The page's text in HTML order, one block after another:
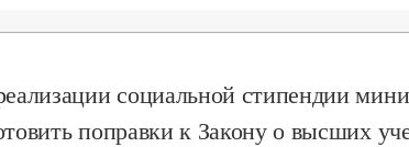
социальной стипендии
поправки к Закону о высших